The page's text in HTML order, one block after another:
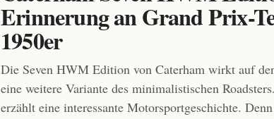
Erinnerung an Grand Prix-
1950er
Die Seven HWM Edition von Caterham wirkt auf
eine weitere Variante des minimalistischen
erzählt eine interessante Motorsportgeschichte.